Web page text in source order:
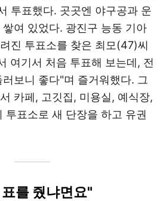
투표했다. 곳곳엔 야구공과 운
여 있었다. 광진구 능동 기아
진 투표소를 찾은 최모(47)씨
여기서 처음 투표해 보는데, 전
보니 좋다"며 즐거워했다. 그
카페, 고깃집, 미용실, 예식장,
투표소로 새 단장을 하고 유권
를 줬냐면요"